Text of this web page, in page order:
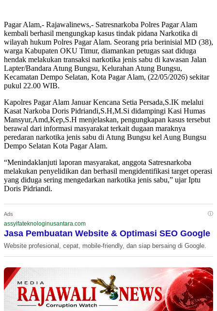
Pagar Alam,- Rajawalinews,- Satresnarkoba Polres Pagar Alam
kembali berhasil mengungkap kasus tindak pidana Narkotika di
wilayah hukum Polres Pagar Alam. Seorang pria berinisial MD (38),
warga Kabupaten OKU Timur, diamankan petugas saat diduga
hendak melakukan transaksi narkotika jenis sabu di kawasan Jalan
Lapter/Bandara Atung Bungsu, Kelurahan Atung Bungsu,
Kecamatan Dempo Selatan, Kota Pagar Alam, (22/05/2026) sekitar
pukul 22.00 WIB.
Kapolres Pagar Alam Januar Kencana Setia Persada,S.IK melalui
Kasat Narkoba Doris Pidriandi,S.H,M.Si didampingi Kasi Humas
Mansyur,Amd,Kep,S.H menjelaskan, pengungkapan kasus tersebut
berawal dari informasi masyarakat terkait dugaan maraknya
peredaran narkotika jenis sabu di Atung Bungsu kel Aung Bungsu
Dempo Selatan Kota Pagar Alam.
“Menindaklanjuti laporan masyarakat, anggota Satresnarkoba
melakukan penyelidikan dan berhasil mengidentifikasi target operasi
yang diduga sering mengedarkan narkotika jenis sabu,” ujar Iptu
Doris Pidriandi.
Ads ⓘ
assyifateknologinusantara.com
Jasa Pembuatan Website & Optimasi SEO Google
Website profesional, cepat, mobile-friendly, dan siap bersaing di Google.